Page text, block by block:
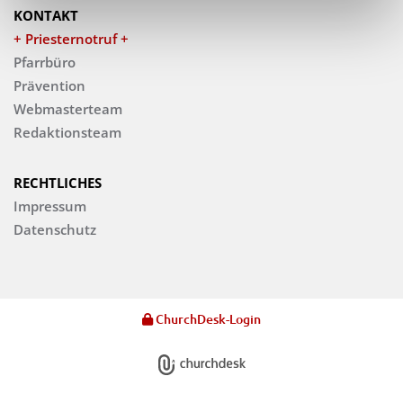
KONTAKT
+ Priesternotruf +
Pfarrbüro
Prävention
Webmasterteam
Redaktionsteam
RECHTLICHES
Impressum
Datenschutz
ChurchDesk-Login